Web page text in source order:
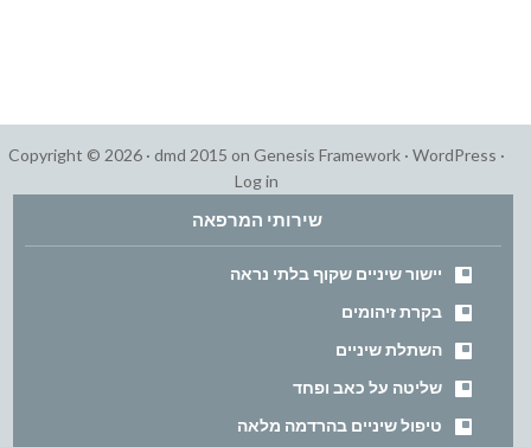
Copyright © 2026 · dmd 2015 on Genesis Framework · WordPress ·
Log in
שירותי המרפאה
יישור שיניים שקוף בלתי נראה
בקרת זיהומים
השתלת שיניים
שליטה על כאב ופחד
טיפול שיניים בהרדמה מלאה